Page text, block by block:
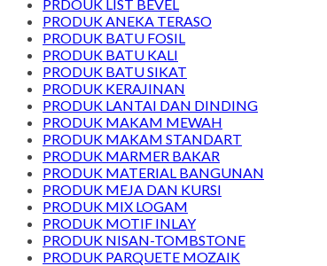
PRDOUK LIST BEVEL
PRODUK ANEKA TERASO
PRODUK BATU FOSIL
PRODUK BATU KALI
PRODUK BATU SIKAT
PRODUK KERAJINAN
PRODUK LANTAI DAN DINDING
PRODUK MAKAM MEWAH
PRODUK MAKAM STANDART
PRODUK MARMER BAKAR
PRODUK MATERIAL BANGUNAN
PRODUK MEJA DAN KURSI
PRODUK MIX LOGAM
PRODUK MOTIF INLAY
PRODUK NISAN-TOMBSTONE
PRODUK PARQUETE MOZAIK